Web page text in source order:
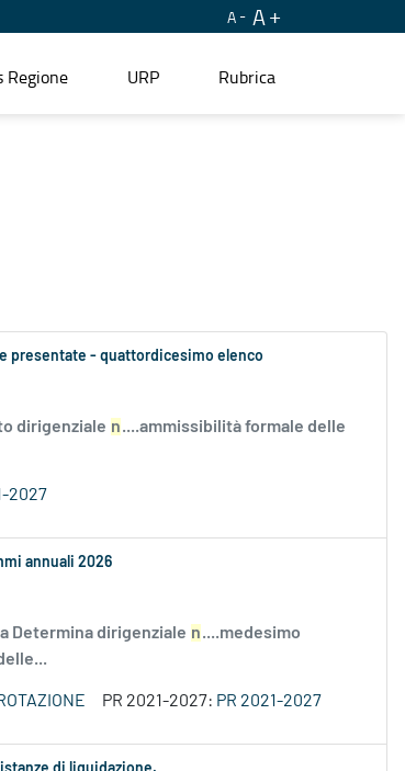
A A
Regione URP Rubrica
presentate - quattordicesimo elenco
dirigenziale n....ammissibilità formale delle
2027
annuali 2026
Determina dirigenziale n....medesimo
PR 2021-2027: PR 2021-2027